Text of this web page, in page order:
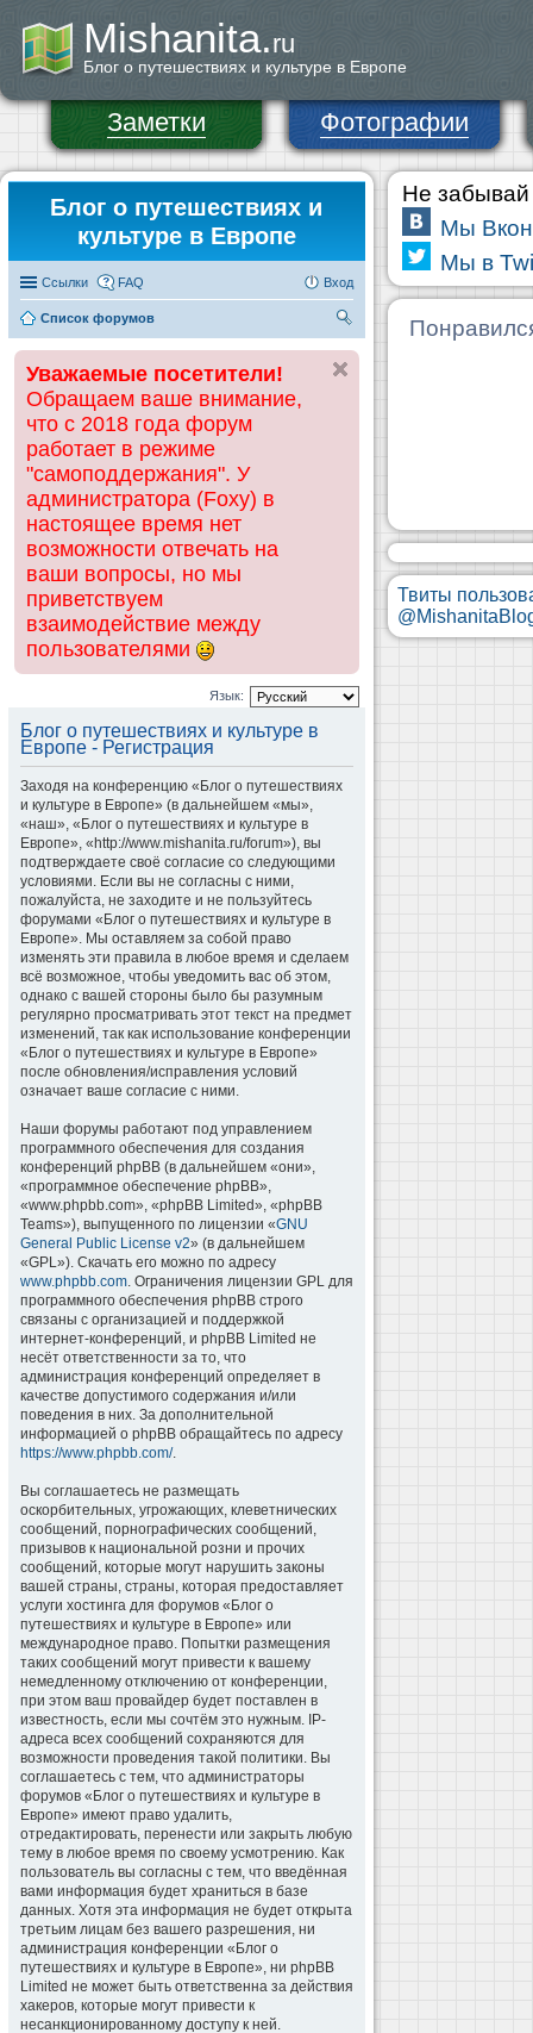
Mishanita.ru
Блог о путешествиях и культуре в Европе
Заметки Фотографии
Блог о путешествиях и
культуре в Европе
Ссылки FAQ Вход
Список форумов
ск
Уважаемые посетители!
Обращаем ваше внимание,
что с 2018 года форум
работает в режиме
"самоподдержания". У
администратора (Foxy) в
настоящее время нет
возможности отвечать на
ваши вопросы, но мы
приветствуем
взаимодействие между
пользователями
Язык:
Блог о путешествиях и культуре в
Европе - Регистрация
Заходя на конференцию «Блог о путешествиях
и культуре в Европе» (в дальнейшем «мы»,
«наш», «Блог о путешествиях и культуре в
Европе», «http://www.mishanita.ru/forum»), вы
подтверждаете своё согласие со следующими
условиями. Если вы не согласны с ними,
пожалуйста, не заходите и не пользуйтесь
форумами «Блог о путешествиях и культуре в
Европе». Мы оставляем за собой право
изменять эти правила в любое время и сделаем
всё возможное, чтобы уведомить вас об этом,
однако с вашей стороны было бы разумным
регулярно просматривать этот текст на предмет
изменений, так как использование конференции
«Блог о путешествиях и культуре в Европе»
после обновления/исправления условий
означает ваше согласие с ними.
Наши форумы работают под управлением
программного обеспечения для создания
конференций phpBB (в дальнейшем «они»,
«программное обеспечение phpBB»,
«www.phpbb.com», «phpBB Limited», «phpBB
Teams»), выпущенного по лицензии «GNU
General Public License v2» (в дальнейшем
«GPL»). Скачать его можно по адресу
www.phpbb.com. Ограничения лицензии GPL для
программного обеспечения phpBB строго
связаны с организацией и поддержкой
интернет-конференций, и phpBB Limited не
несёт ответственности за то, что
администрация конференций определяет в
качестве допустимого содержания и/или
поведения в них. За дополнительной
информацией о phpBB обращайтесь по адресу
https://www.phpbb.com/.
Вы соглашаетесь не размещать
оскорбительных, угрожающих, клеветнических
сообщений, порнографических сообщений,
призывов к национальной розни и прочих
сообщений, которые могут нарушить законы
вашей страны, страны, которая предоставляет
услуги хостинга для форумов «Блог о
путешествиях и культуре в Европе» или
международное право. Попытки размещения
таких сообщений могут привести к вашему
немедленному отключению от конференции,
при этом ваш провайдер будет поставлен в
известность, если мы сочтём это нужным. IP-
адреса всех сообщений сохраняются для
возможности проведения такой политики. Вы
соглашаетесь с тем, что администраторы
форумов «Блог о путешествиях и культуре в
Европе» имеют право удалить,
отредактировать, перенести или закрыть любую
тему в любое время по своему усмотрению. Как
пользователь вы согласны с тем, что введённая
вами информация будет храниться в базе
данных. Хотя эта информация не будет открыта
третьим лицам без вашего разрешения, ни
администрация конференции «Блог о
путешествиях и культуре в Европе», ни phpBB
Limited не может быть ответственна за действия
хакеров, которые могут привести к
несанкционированному доступу к ней.
Не забывай
Мы
Мы в
Твиты